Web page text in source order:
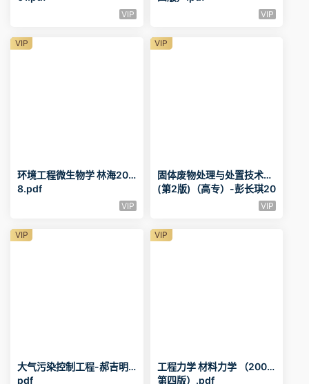
VIP VIP
环境工程微生物学 林海200
8.pdf
VIP
VIP
固体废物处理与处置技术
(第2版)（高专）-彭长琪20
VIP
VIP
大气污染控制工程-郝吉明.
pdf
VIP
工程力学 材料力学 （2007
第四版）.pdf
VIP